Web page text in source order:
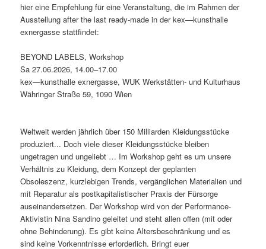
hier eine Empfehlung für eine Veranstaltung, die im Rahmen der
Ausstellung after the last ready-made in der kex—kunsthalle
exnergasse stattfindet:
BEYOND LABELS, Workshop
Sa 27.06.2026, 14.00–17.00
kex—kunsthalle exnergasse, WUK Werkstätten- und Kulturhaus
Währinger Straße 59, 1090 Wien
Weltweit werden jährlich über 150 Milliarden Kleidungsstücke
produziert... Doch viele dieser Kleidungsstücke bleiben
ungetragen und ungeliebt … Im Workshop geht es um unsere
Verhältnis zu Kleidung, dem Konzept der geplanten
Obsoleszenz, kurzlebigen Trends, vergänglichen Materialien und
mit Reparatur als postkapitalistischer Praxis der Fürsorge
auseinandersetzen. Der Workshop wird von der Performance-
Aktivistin Nina Sandino geleitet und steht allen offen (mit oder
ohne Behinderung). Es gibt keine Altersbeschränkung und es
sind keine Vorkenntnisse erforderlich. Bringt euer